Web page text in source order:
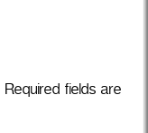
Required fields are